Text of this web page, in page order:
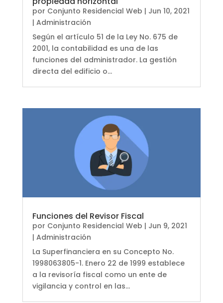
por Conjunto Residencial Web | Jun 10, 2021
| Administración
Según el artículo 51 de la Ley No. 675 de
2001, la contabilidad es una de las
funciones del administrador. La gestión
directa del edificio o...
Funciones del Revisor Fiscal
por Conjunto Residencial Web | Jun 9, 2021
| Administración
La Superfinanciera en su Concepto No.
1998063805-1. Enero 22 de 1999 establece
a la revisoría fiscal como un ente de
vigilancia y control en las...